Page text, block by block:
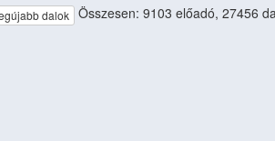
dalok Összesen: 9103 előadó, 27456